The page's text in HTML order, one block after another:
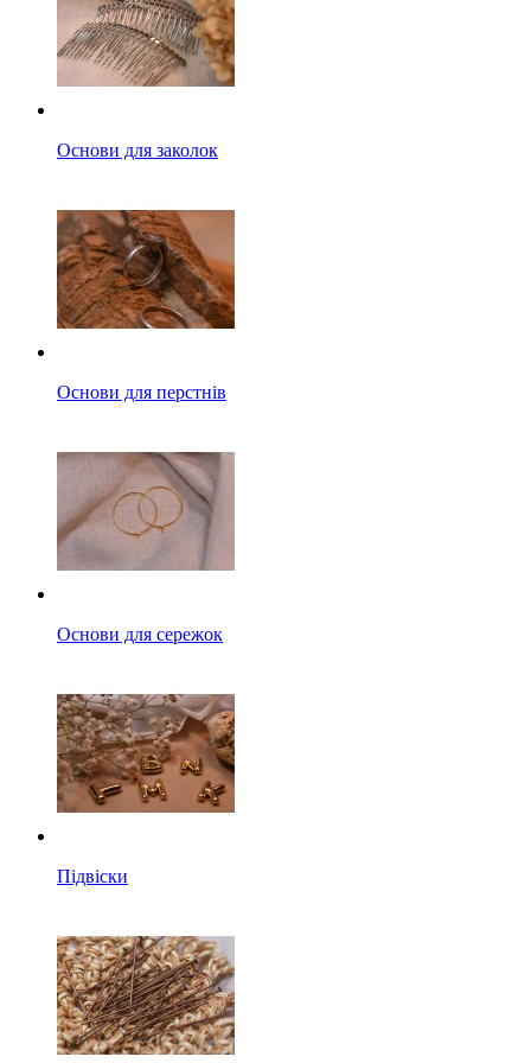
Основи для заколок
Основи для перстнів
Основи для сережок
Підвіски